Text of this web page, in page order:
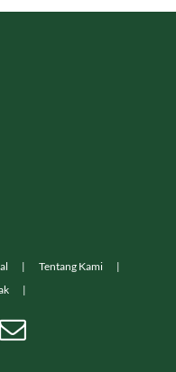
Tentang Kami